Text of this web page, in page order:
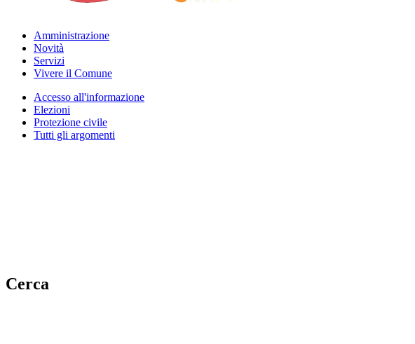
Amministrazione
Novità
Servizi
Vivere il Comune
Accesso all'informazione
Elezioni
Protezione civile
Tutti gli argomenti
Cerca